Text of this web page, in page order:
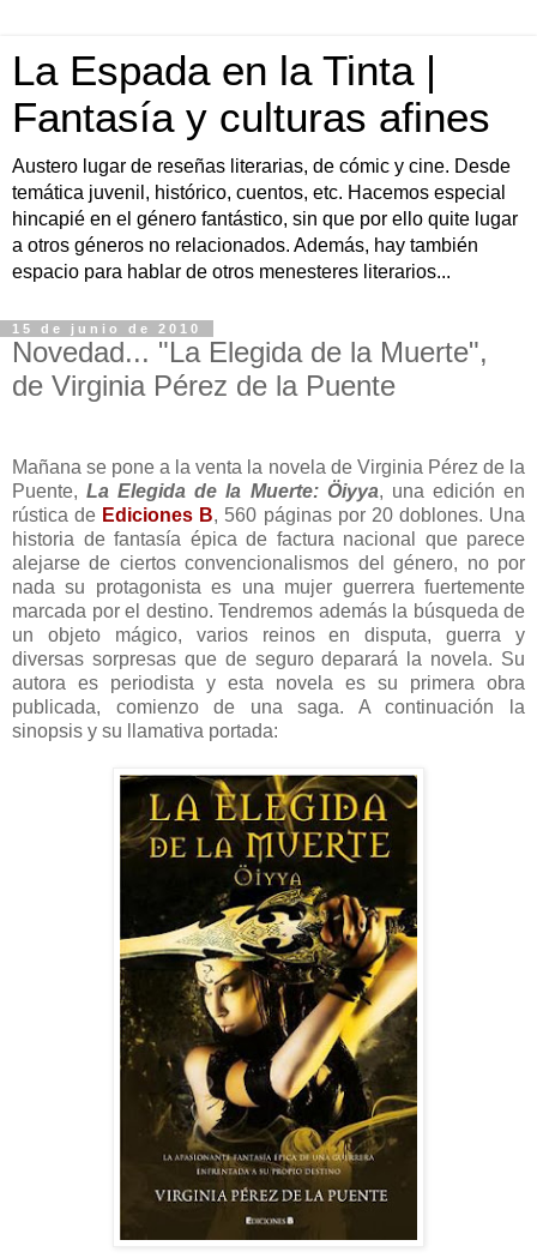
La Espada en la Tinta |
Fantasía y culturas afines
Austero lugar de reseñas literarias, de cómic y cine. Desde
temática juvenil, histórico, cuentos, etc. Hacemos especial
hincapié en el género fantástico, sin que por ello quite lugar
a otros géneros no relacionados. Además, hay también
espacio para hablar de otros menesteres literarios...
15 de junio de 2010
Novedad... "La Elegida de la Muerte",
de Virginia Pérez de la Puente
Mañana se pone a la venta la novela de Virginia Pérez de la
Puente,La Elegida de la Muerte: Öiyya, una edición en
rústica de Ediciones B, 560 páginas por 20 doblones. Una
historia de fantasía épica de factura nacional que parece
alejarse de ciertos convencionalismos del género, no por
nada su protagonista es una mujer guerrera fuertemente
marcada por el destino. Tendremos además la búsqueda de
un objeto mágico, varios reinos en disputa, guerra y
diversas sorpresas que de seguro deparará la novela. Su
autora es periodista y esta novela es su primera obra
publicada, comienzo de una saga. A continuación la
sinopsis y su llamativa portada: